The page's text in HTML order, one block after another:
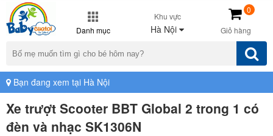
Danh mục
Khu vực
Hà Nội Giỏ hàng
0
Bạn đang xem tại Hà Nội
Xe trượt Scooter BBT Global 2 trong 1 có
đèn và nhạc SK1306N